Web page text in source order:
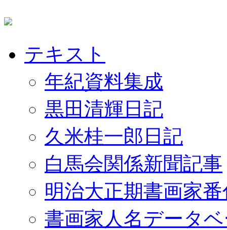
テキスト
年紀資料集成
黒田清輝日記
久米桂一郎日記
白馬会関係新聞記事
明治大正期書画家
書画家人名データ